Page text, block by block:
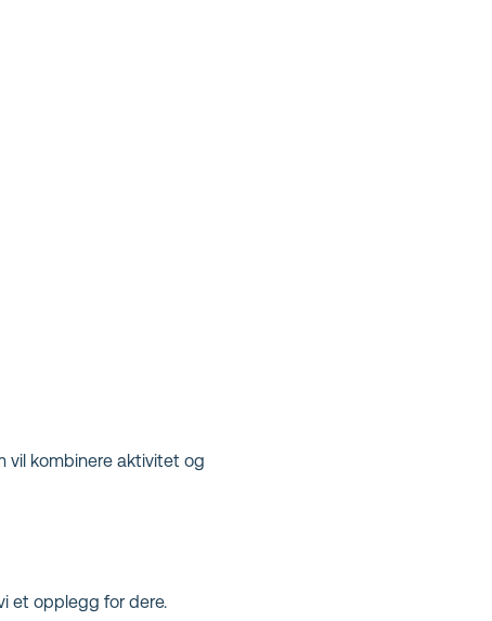
vil kombinere aktivitet og
et opplegg for dere.